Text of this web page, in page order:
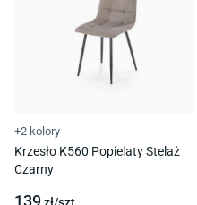
+2 kolory
Krzesło K560 Popielaty Stelaż
Czarny